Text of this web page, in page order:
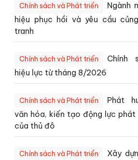
Chính sách và Phát triển
Ngành
hiệu phục hồi và yêu cầu
tranh
Chính sách và Phát triển
Chính
hiệu lực từ tháng 8/2026
Chính sách và Phát triển
Phát
văn hóa, kiến tạo động lực phát
của thủ đô
Chính sách và Phát triển
Xây